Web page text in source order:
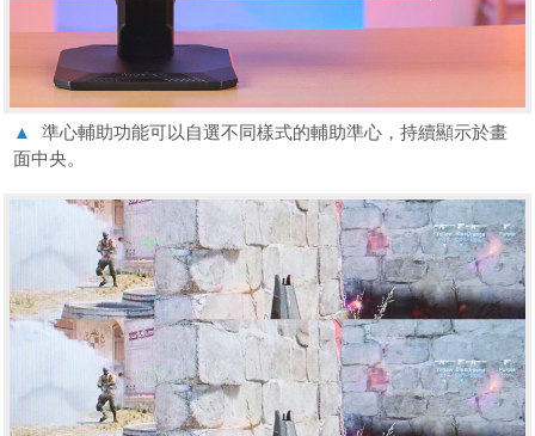
▲
準心輔助功能可以自選不同樣式的輔助準心，持續顯示於畫
面中央。